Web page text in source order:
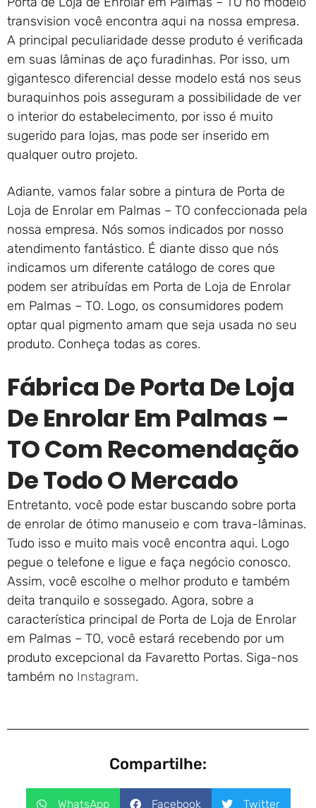
transvision você encontra aqui na nossa empresa.
A principal peculiaridade desse produto é verificada
em suas lâminas de aço furadinhas. Por isso, um
gigantesco diferencial desse modelo está nos seus
buraquinhos pois asseguram a possibilidade de ver
o interior do estabelecimento, por isso é muito
sugerido para lojas, mas pode ser inserido em
qualquer outro projeto.
Adiante, vamos falar sobre a pintura de Porta de
Loja de Enrolar em Palmas – TO confeccionada pela
nossa empresa. Nós somos indicados por nosso
atendimento fantástico. É diante disso que nós
indicamos um diferente catálogo de cores que
podem ser atribuídas em Porta de Loja de Enrolar
em Palmas – TO. Logo, os consumidores podem
optar qual pigmento amam que seja usada no seu
produto. Conheça todas as cores.
Fábrica De Porta De Loja
De Enrolar Em Palmas –
TO Com Recomendação
De Todo O Mercado
Entretanto, você pode estar buscando sobre porta
de enrolar de ótimo manuseio e com trava-lâminas.
Tudo isso e muito mais você encontra aqui. Logo
pegue o telefone e ligue e faça negócio conosco.
Assim, você escolhe o melhor produto e também
deita tranquilo e sossegado. Agora, sobre a
característica principal de Porta de Loja de Enrolar
em Palmas – TO, você estará recebendo por um
produto excepcional da Favaretto Portas. Siga-nos
também no Instagram.
Compartilhe:
WhatsApp Facebook Twitter